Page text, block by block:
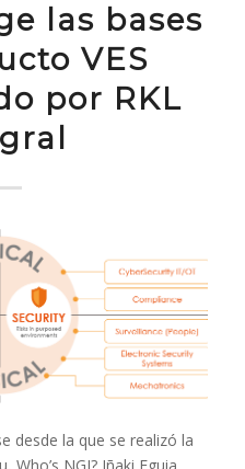
las bases
VES
por RKL
desde la que se realizó la
Who’s NGI? Iñaki Eguia